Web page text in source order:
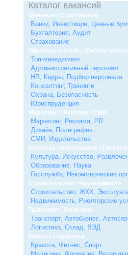
Каталог вакансий
Финансы / Страхование
Банки, Инвестиции, Ценные
Бухгалтерия, Аудит
Страхование
Офисные службы / Бизнес-
Топ-менеджмент
Административный персонал
HR, Кадры, Подбор персонала
Консалтинг, Тренинги
Охрана, Безопасность
Юриспруденция
Маркетинг / Реклама / СМИ
Маркетинг, Реклама, PR
Дизайн, Полиграфия
СМИ, Издательства
Культура / Образование /
Культура, Искусство,
Образование, Наука
Госслужба, Некоммерческие
Строительство / Недвижимость
Строительство, ЖКХ,
Недвижимость, Риелторские
Транспорт / Логистика
Транспорт, Автобизнес,
Логистика, Склад, ВЭД
Красота / Здоровье
Красота, Фитнес, Спорт